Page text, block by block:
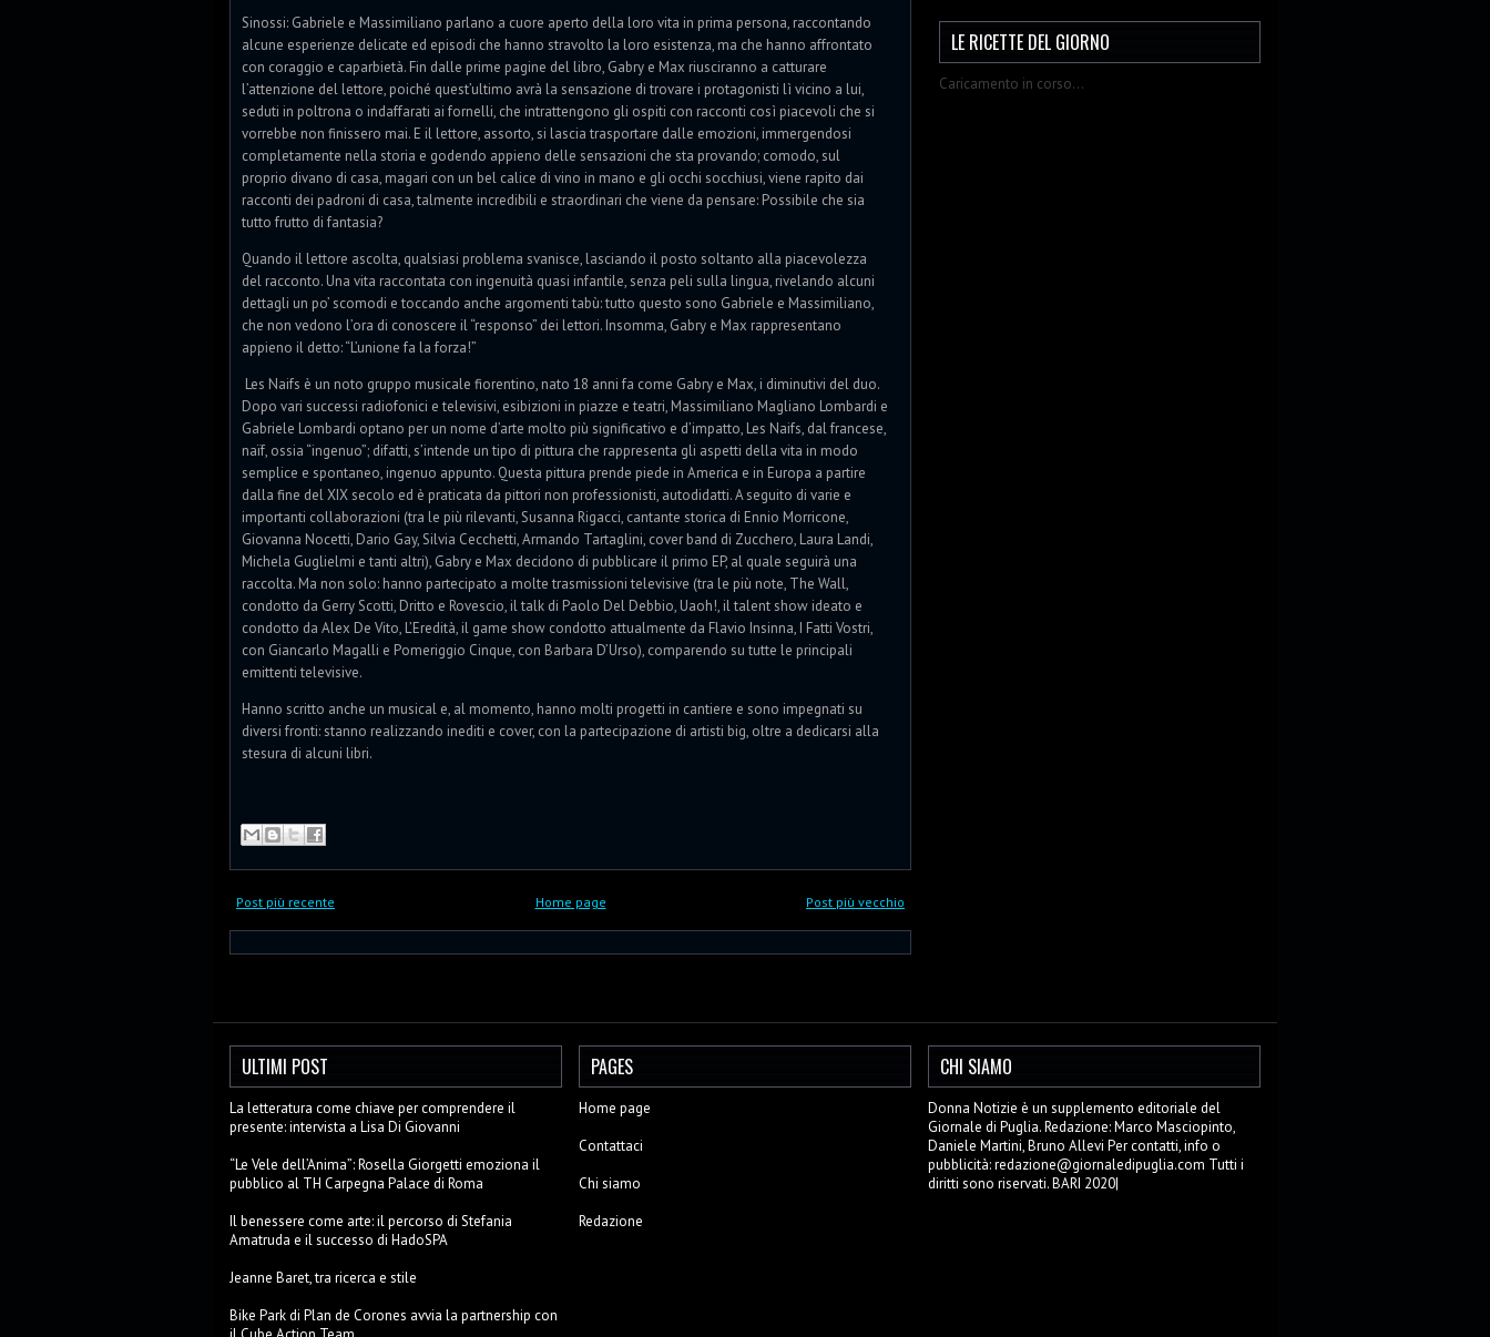
Sinossi: Gabriele e Massimiliano parlano a cuore aperto della loro vita in prima persona, raccontando
alcune esperienze delicate ed episodi che hanno stravolto la loro esistenza, ma che hanno affrontato
con coraggio e caparbietà. Fin dalle prime pagine del libro, Gabry e Max riusciranno a catturare
l’attenzione del lettore, poiché quest’ultimo avrà la sensazione di trovare i protagonisti lì vicino a lui,
seduti in poltrona o indaffarati ai fornelli, che intrattengono gli ospiti con racconti così piacevoli che si
vorrebbe non finissero mai. E il lettore, assorto, si lascia trasportare dalle emozioni, immergendosi
completamente nella storia e godendo appieno delle sensazioni che sta provando; comodo, sul
proprio divano di casa, magari con un bel calice di vino in mano e gli occhi socchiusi, viene rapito dai
racconti dei padroni di casa, talmente incredibili e straordinari che viene da pensare: Possibile che sia
tutto frutto di fantasia?
Quando il lettore ascolta, qualsiasi problema svanisce, lasciando il posto soltanto alla piacevolezza
del racconto. Una vita raccontata con ingenuità quasi infantile, senza peli sulla lingua, rivelando alcuni
dettagli un po’ scomodi e toccando anche argomenti tabù: tutto questo sono Gabriele e Massimiliano,
che non vedono l’ora di conoscere il “responso” dei lettori. Insomma, Gabry e Max rappresentano
appieno il detto: “L’unione fa la forza!”
Les Naifs è un noto gruppo musicale fiorentino, nato 18 anni fa come Gabry e Max, i diminutivi del duo.
Dopo vari successi radiofonici e televisivi, esibizioni in piazze e teatri, Massimiliano Magliano Lombardi e
Gabriele Lombardi optano per un nome d’arte molto più significativo e d’impatto, Les Naifs, dal francese,
naïf, ossia “ingenuo”; difatti, s’intende un tipo di pittura che rappresenta gli aspetti della vita in modo
semplice e spontaneo, ingenuo appunto. Questa pittura prende piede in America e in Europa a partire
dalla fine del XIX secolo ed è praticata da pittori non professionisti, autodidatti. A seguito di varie e
importanti collaborazioni (tra le più rilevanti, Susanna Rigacci, cantante storica di Ennio Morricone,
Giovanna Nocetti, Dario Gay, Silvia Cecchetti, Armando Tartaglini, cover band di Zucchero, Laura Landi,
Michela Guglielmi e tanti altri), Gabry e Max decidono di pubblicare il primo EP, al quale seguirà una
raccolta. Ma non solo: hanno partecipato a molte trasmissioni televisive (tra le più note, The Wall,
condotto da Gerry Scotti, Dritto e Rovescio, il talk di Paolo Del Debbio, Uaoh!, il talent show ideato e
condotto da Alex De Vito, L’Eredità, il game show condotto attualmente da Flavio Insinna, I Fatti Vostri,
con Giancarlo Magalli e Pomeriggio Cinque, con Barbara D’Urso), comparendo su tutte le principali
emittenti televisive.
Hanno scritto anche un musical e, al momento, hanno molti progetti in cantiere e sono impegnati su
diversi fronti: stanno realizzando inediti e cover, con la partecipazione di artisti big, oltre a dedicarsi alla
stesura di alcuni libri.
Post più recente Post più vecchio
Home page
LE RICETTE DEL GIORNO
Caricamento in corso...
ULTIMI POST
La letteratura come chiave per comprendere il
presente: intervista a Lisa Di Giovanni
“Le Vele dell’Anima”: Rosella Giorgetti emoziona il
pubblico al TH Carpegna Palace di Roma
Il benessere come arte: il percorso di Stefania
Amatruda e il successo di HadoSPA
Jeanne Baret, tra ricerca e stile
Bike Park di Plan de Corones avvia la partnership con
PAGES
Home page
Contattaci
Chi siamo
Redazione
CHI SIAMO
Donna Notizie è un supplemento editoriale del
Giornale di Puglia. Redazione: Marco Masciopinto,
Daniele Martini, Bruno Allevi Per contatti, info o
pubblicità: redazione@giornaledipuglia.com Tutti i
diritti sono riservati. BARI 2020|